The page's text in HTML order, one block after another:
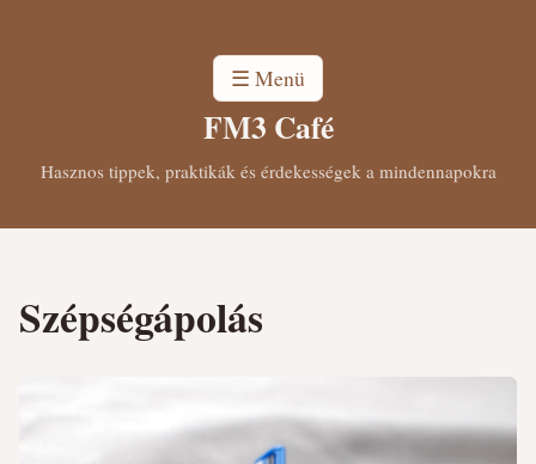
☰ Menü
FM3 Café
Hasznos tippek, praktikák és érdekességek a mindennapokra
Szépségápolás